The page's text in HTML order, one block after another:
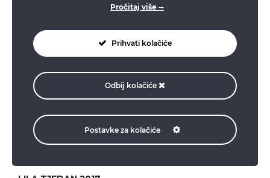
LILA TJEDAN
LILA TJEDAN 2020
LILA TJEDAN 2019
Pročitaj više
Prihvati kolačiće
Odbij kolačiće
Postavke za kolačiće